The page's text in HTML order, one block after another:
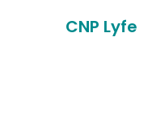
CNP Lyfe